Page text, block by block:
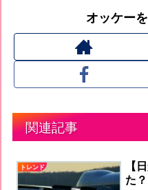
オッケー
関連記事
トレンド
【
た？